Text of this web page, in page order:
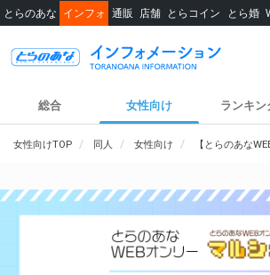
とらのあな インフォ 通販 店舗 とらコイン とら婚
総合 女性向け ランキン
女性向けTOP 同人 女性向け 【とらのあな